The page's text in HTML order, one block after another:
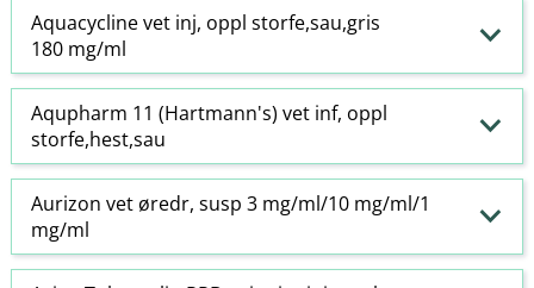
Aquacycline vet inj, oppl storfe,sau,gris
180 mg/ml
Aqupharm 11 (Hartmann's) vet inf, oppl
storfe,hest,sau
Aurizon vet øredr, susp 3 mg/ml/10 mg/ml/1
mg/ml